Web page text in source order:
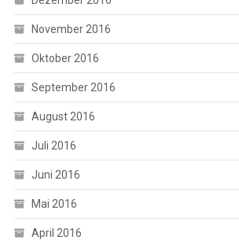
November 2016
Oktober 2016
September 2016
August 2016
Juli 2016
Juni 2016
Mai 2016
April 2016